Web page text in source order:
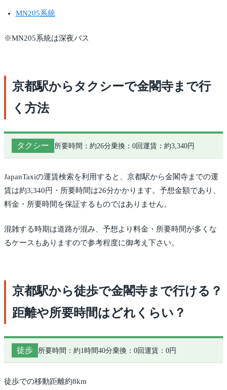
MN205系統
※MN205系統は深夜バス
京都駅からタクシーで金閣寺まで行
く方法
タクシー 所要時間：約26分乗換：0回 運賃：約3,340円
JapanTaxiの運賃検索を利用すると、京都駅から金閣寺までの運
賃は約3,340円・所要時間は26分かかります。予想金額であり、
料金・所要時間を保証するものではありません。
混雑する時期は道路が混み、予想より料金・所要時間が多くな
るケースもありますので参考程度に御考え下さい。
京都駅から徒歩で金閣寺まで行ける？
距離や所要時間はどれくらい？
徒歩 所要時間：約1時間40分乗換：0回 運賃：0円
徒歩での移動距離約8km